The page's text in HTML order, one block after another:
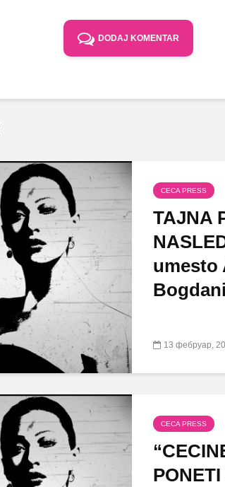
DODAJ KOMENTAR
CECA PRESS
TAJNA
umesto
13 фебруар,
CECA PRESS